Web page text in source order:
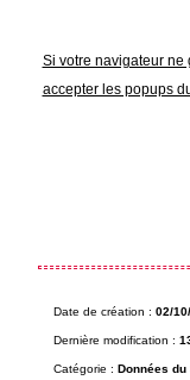
Si votre navigateur ne
accepter les popups
Date de création : 02/
Dernière modification :
Catégorie : Données du